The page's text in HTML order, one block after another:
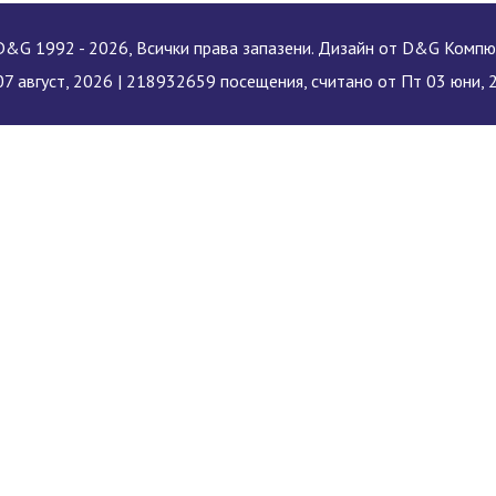
1992 - 2026, Всички права запазени. Дизайн от D&G
август, 2026 | 218932659 посещения, считано от Пт 03 юни,